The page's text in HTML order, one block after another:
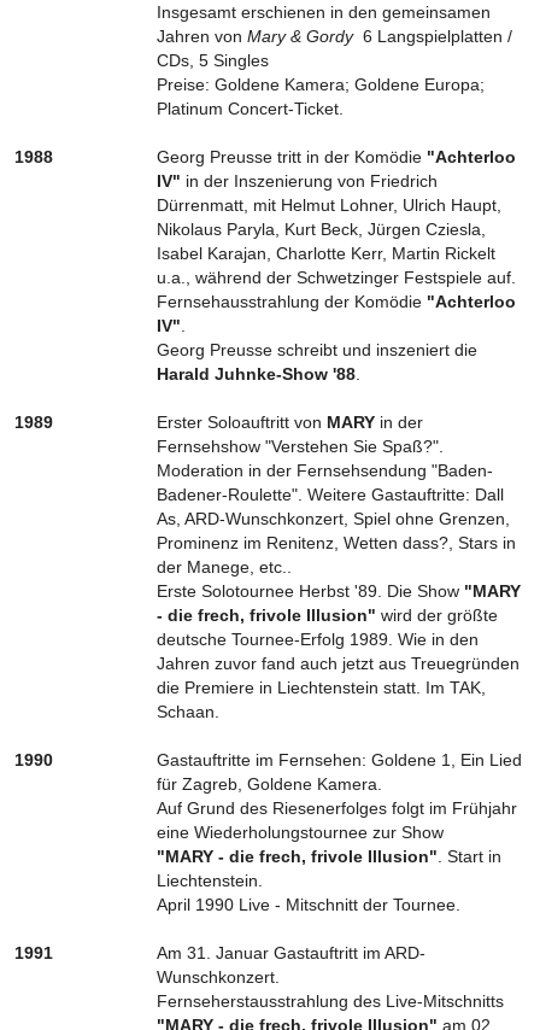
Insgesamt erschienen in den gemeinsamen
Jahren von Mary & Gordy6 Langspielplatten /
CDs, 5 Singles
Preise: Goldene Kamera; Goldene Europa;
Platinum Concert-Ticket.
1988 Georg Preusse tritt in der Komödie "Achterloo
IV" in der Inszenierung von Friedrich
Dürrenmatt, mit Helmut Lohner, Ulrich Haupt,
Nikolaus Paryla, Kurt Beck, Jürgen Cziesla,
Isabel Karajan, Charlotte Kerr, Martin Rickelt
u.a., während der Schwetzinger Festspiele auf.
Fernsehausstrahlung der Komödie "Achterloo
IV"
Georg Preusse schreibt und inszeniert die
Harald Juhnke-Show '88
1989 Erster Soloauftritt von MARY in der
Fernsehshow "Verstehen Sie Spaß?".
Moderation in der Fernsehsendung "Baden-
Badener-Roulette". Weitere Gastauftritte: Dall
As, ARD-Wunschkonzert, Spiel ohne Grenzen,
Prominenz im Renitenz, Wetten dass?, Stars in
der Manege, etc..
Erste Solotournee Herbst '89. Die Show "MARY
- die frech, frivole Illusion" wird der größte
deutsche Tournee-Erfolg 1989. Wie in den
Jahren zuvor fand auch jetzt aus Treuegründen
die Premiere in Liechtenstein statt. Im TAK,
Schaan.
1990
Gastauftritte im Fernsehen: Goldene 1, Ein Lied
für Zagreb, Goldene Kamera.
Auf Grund des Riesenerfolges folgt im Frühjahr
eine Wiederholungstournee zur Show
"MARY - die frech, frivole Illusion" . Start in
Liechtenstein.
April 1990 Live - Mitschnitt der Tournee.
1991
Am 31. Januar Gastauftritt im ARD-
Wunschkonzert.
Fernseherstausstrahlung des Live-Mitschnitts
"MARY - die frech, frivole Illusion" am 02.